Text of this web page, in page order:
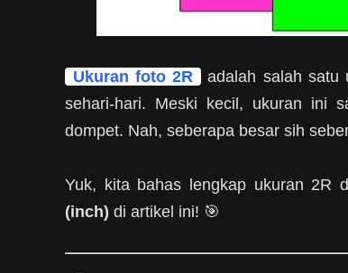
Ukuran foto 2R
adalah salah satu
sehari-hari. Meski kecil, ukuran ini
dompet. Nah, seberapa besar sih
Yuk, kita bahas lengkap ukuran 2R
(inch) di artikel ini! 🎯